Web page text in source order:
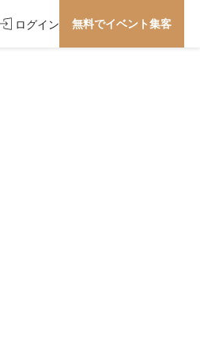
ログイン 無料でイベント集客